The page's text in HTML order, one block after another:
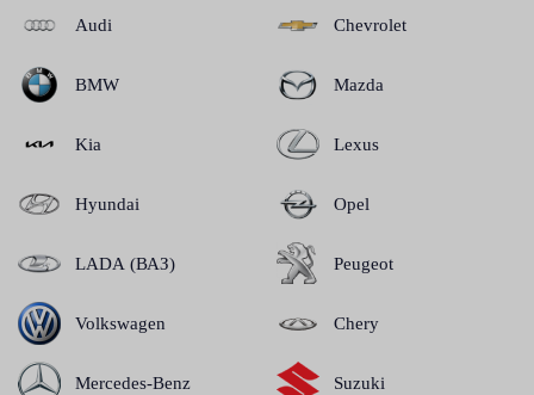
Audi
BMW
Kia
Hyundai
LADA (ВАЗ)
Volkswagen
Mercedes-Benz
Chevrolet
Mazda
Lexus
Opel
Peugeot
Chery
Suzuki